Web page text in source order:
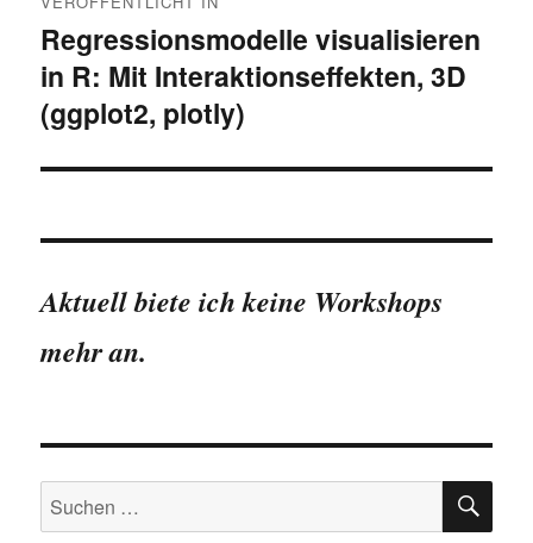
Regressionsmodelle visualisieren
in R: Mit Interaktionseffekten, 3D
(ggplot2, plotly)
Aktuell biete ich keine Workshops
mehr an.
Suchen
nach: